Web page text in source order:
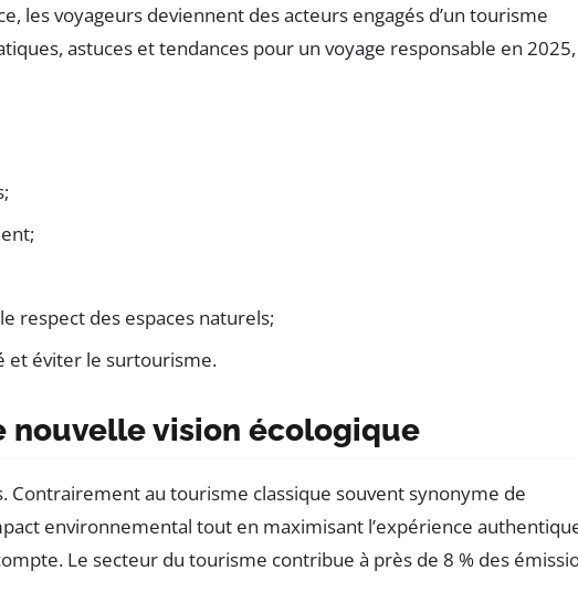
les voyageurs deviennent des acteurs engagés d’un tourisme
astuces et tendances pour un voyage responsable en
respect des espaces naturels;
et éviter le surtourisme.
nouvelle vision écologique
Contrairement au tourisme classique souvent synonyme de
environnemental tout en maximisant l’expérience
Le secteur du tourisme contribue à près de 8 % des